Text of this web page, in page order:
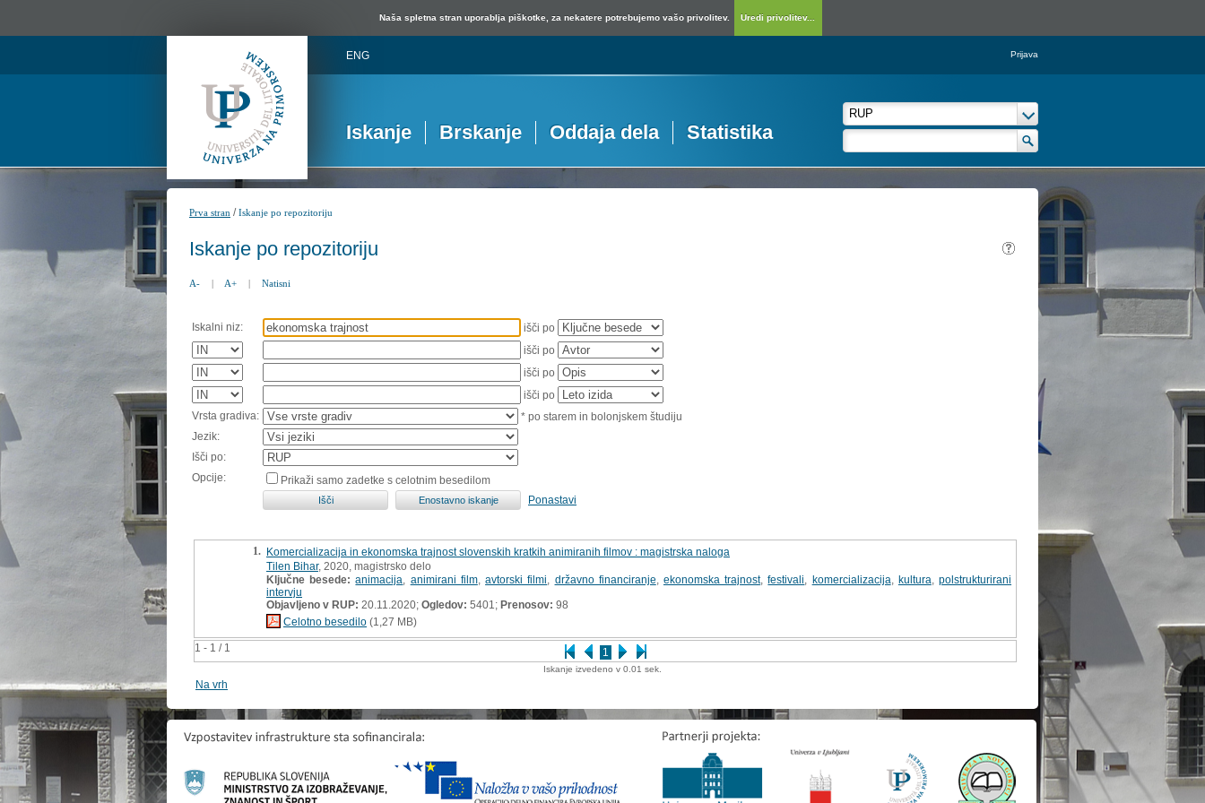
Naša spletna stran uporablja piškotke, za nekatere potrebujemo vašo privolitev. Uredi privolitev...
ENG Prijava
Iskanje Brskanje Oddaja dela Statistika
Prva stran /Iskanje po repozitoriju
Iskanje po repozitoriju
A- | A+ | Natisni
Iskalni niz:
išči po
išči po
išči po
išči po
Vrsta gradiva:
* po starem in bolonjskem študiju
Jezik:
Išči po:
Opcije:
Prikaži samo zadetke s celotnim besedilom
Ponastavi
1 - 1 / 1 1
1. Komercializacija in ekonomska trajnost slovenskih kratkih animiranih filmov : magistrska naloga
Tilen Bihar, 2020, magistrsko delo
Ključne besede: animacija animirani film,avtorski filmi državno financiranje ekonomska trajnost,festivali komercializacija kultura ,polstrukturirani
intervju
Objavljeno v RUP: 20.11.2020; Ogledov: 5401; Prenosov: 98
Celotno besedilo (1,27 MB)
Iskanje izvedeno v 0.01 sek.
Na vrh